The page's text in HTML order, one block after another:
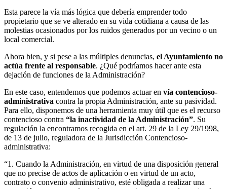
Esta parece la vía más lógica que debería emprender todo
propietario que se ve alterado en su vida cotidiana a causa de las
molestias ocasionados por los ruidos generados por un vecino o un
local comercial.
Ahora bien, y si pese a las múltiples denuncias, el Ayuntamiento no
actúa frente al responsable. ¿Qué podríamos hacer ante esta
dejación de funciones de la Administración?
En este caso, entendemos que podemos actuar en vía contencioso-
administrativa contra la propia Administración, ante su pasividad.
Para ello, disponemos de una herramienta muy útil que es el recurso
contencioso contra “la inactividad de la Administración”. Su
regulación la encontramos recogida en el art. 29 de la Ley 29/1998,
de 13 de julio, reguladora de la Jurisdicción Contencioso-
administrativa:
“1. Cuando la Administración, en virtud de una disposición general
que no precise de actos de aplicación o en virtud de un acto,
contrato o convenio administrativo, esté obligada a realizar una